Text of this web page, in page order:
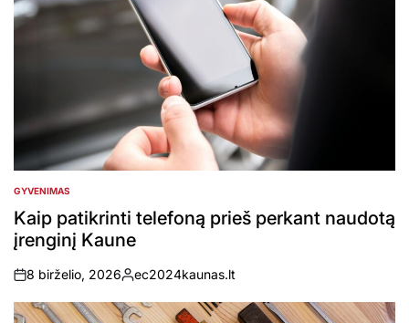
POSTED
IN
GYVENIMAS
Kaip patikrinti telefoną prieš perkant naudotą
įrenginį Kaune
on
8 birželio, 2026
Posted
by
ec2024kaunas.lt